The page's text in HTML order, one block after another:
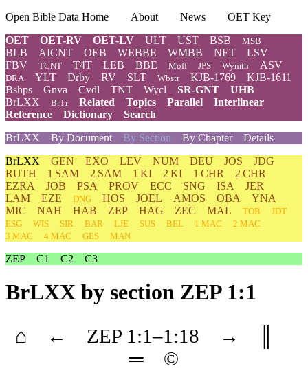
Open Bible Data Home About News
OET Key
OET
OET-RV OET-LV ULT UST BSB MSB
BLB AICNT OEB WEBBE WMBB NET
LSV
FBV
TCNT T4T LEB BBE Moff JPS Wymth ASV
DRA YLT Drby RV SLT Wbstr KJB-1769
KJB-1611
Bshps
Gnva Cvdl TNT Wycl SR-GNT
UHB
BrLXX
BrTr Related Topics Parallel
Interlinear
Reference
Dictionary
Search
BrLXX
By Document By Section By Chapter
Details
BrLXX GEN EXO LEV NUM DEU JOS
JDG
RUTH
1 SAM 2 SAM 1 KI 2 KI 1 CHR
2 CHR
EZRA
JOB PSA PROV ECC SNG ISA
JER
LAM
EZE DNG HOS JOEL AMOS OBA
YNA
MIC
NAH HAB ZEP HAG ZEC MAL TOB
JDT
ESG
WIS SIR BAR LJE SUS BEL 1 MAC
2 MAC
3 MAC
4 MAC GES MAN
ZEP C1 C2 C3
BrLXX by section ZEP 1:1
⌂ ← ZEP 1 :1–1 :18 →
═
©